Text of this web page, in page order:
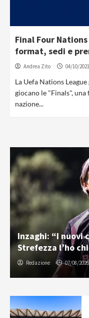
Final Four
format, sedi e
Andrea Zito 04/10/
La Uefa Nations
giocano le "Finals",
nazione...
Inzaghi: “I nuovi
Strefezza l’ho
Redazione 07/08/